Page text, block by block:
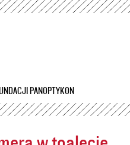
Przejdź
PANOPTYKON